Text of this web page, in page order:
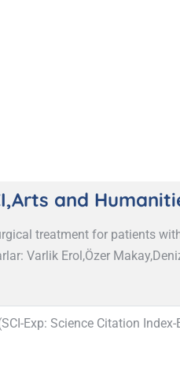
and
treatment for patients
Varlik Erol,Özer
Exp: Science Citation